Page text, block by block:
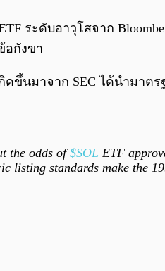
ระดับอาวุโสจาก
อกังขา
ดขึ้นมาจาก SEC ได้นำมา
the odds of$SOL ETF
listing standards make the